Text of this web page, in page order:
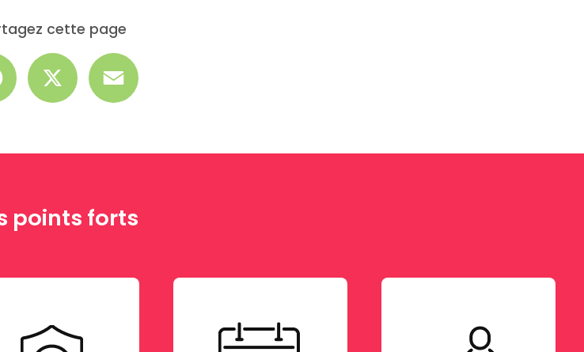
cette page
Facebook
points forts